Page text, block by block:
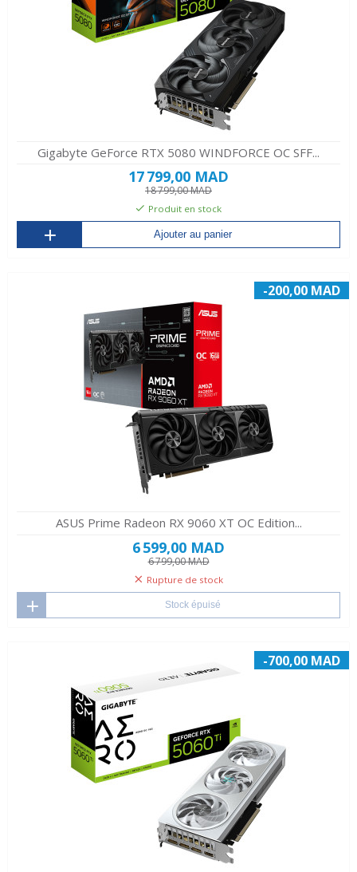
Gigabyte GeForce RTX 5080 WINDFORCE OC SFF...
17 799,00 MAD
18 799,00 MAD
Produit en stock
Ajouter au panier
-200,00 MAD
ASUS Prime Radeon RX 9060 XT OC Edition...
6 599,00 MAD
6 799,00 MAD
Rupture de stock
Stock épuisé
-700,00 MAD